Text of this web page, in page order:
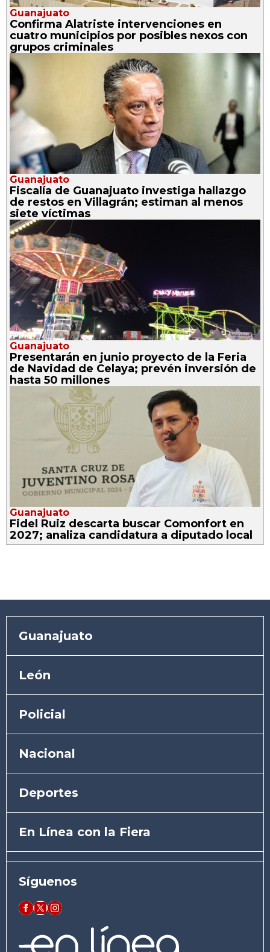
Guanajuato
Confirma Alatriste intervenciones en
cuatro municipios por posibles nexos con
grupos criminales
Guanajuato
Fiscalía de Guanajuato investiga hallazgo
de restos en Villagrán; estiman al menos
siete víctimas
Guanajuato
Presentarán en junio proyecto de la Feria
de Navidad de Celaya; prevén inversión de
hasta 50 millones
Guanajuato
Fidel Ruiz descarta buscar Comonfort en
2027; analiza candidatura a diputado local
Guanajuato
León
Policial
Nacional
Deportes
En Línea con la Fiera
Síguenos